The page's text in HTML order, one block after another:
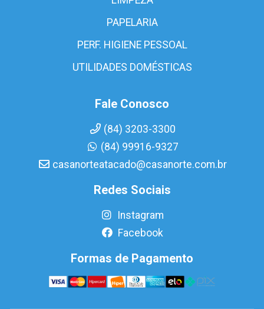
PAPELARIA
PERF. HIGIENE PESSOAL
UTILIDADES DOMÉSTICAS
Fale Conosco
(84) 3203-3300
(84) 99916-9327
casanorteatacado@casanorte.com.br
Redes Sociais
Instagram
Facebook
Formas de Pagamento